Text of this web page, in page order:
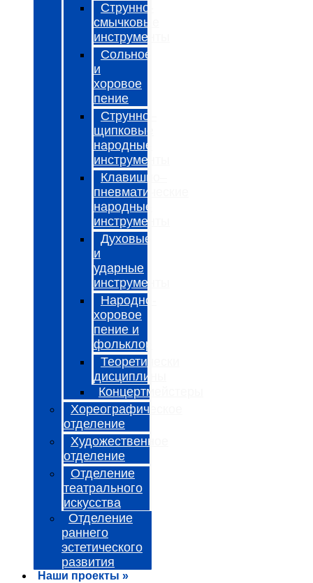
Струнно-
смычковые
инструменты
Сольное
и
хоровое
пение
Струнно–
щипковые
народные
инструменты
Клавишно–
пневматические
народные
инструменты
Духовые
и
ударные
инструменты
Народно-
хоровое
пение и
фольклор
Теоретически
дисциплины
Концертмейстеры
Хореографическое
отделение
Художественное
отделение
Отделение
театрального
искусства
Отделение
раннего
эстетического
развития
Наши проекты »